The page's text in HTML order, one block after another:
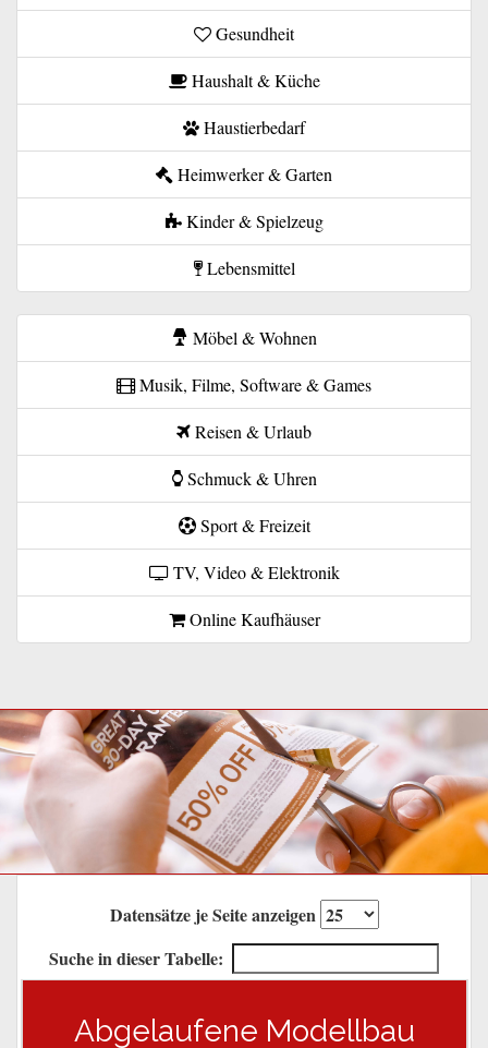
Gesundheit
Haushalt & Küche
Haustierbedarf
Heimwerker & Garten
Kinder & Spielzeug
Lebensmittel
Möbel & Wohnen
Musik, Filme, Software & Games
Reisen & Urlaub
Schmuck & Uhren
Sport & Freizeit
TV, Video & Elektronik
Online Kaufhäuser
Datensätze je Seite anzeigen
Suche in dieser Tabelle:
Abgelaufene Modellbau